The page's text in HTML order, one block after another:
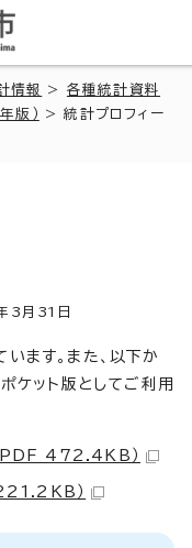
情報 > 各種統計資料
版）
> 統計プロフィー
3月 31 日
ます。また、以下か
ケット版としてご利用
（PDF 472.4KB）
）